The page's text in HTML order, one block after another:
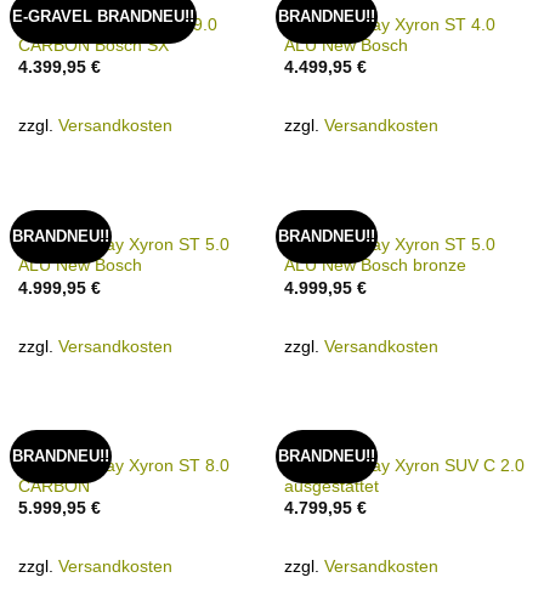
E-GRAVEL BRANDNEU!!
E-BIKE
2025 Conway NYVON 9.0
CARBON Bosch SX
4.399,95 €
zzgl. Versandkosten
BRANDNEU!!
E-BIKE
2025 Conway Xyron ST 4.0
ALU New Bosch
4.499,95 €
zzgl. Versandkosten
BRANDNEU!!
2025 Conway Xyron ST 5.0
ALU New Bosch
4.999,95 €
zzgl. Versandkosten
BRANDNEU!!
2025 Conway Xyron ST 5.0
ALU New Bosch bronze
4.999,95 €
zzgl. Versandkosten
BRANDNEU!!
2025 Conway Xyron ST 8.0
CARBON
5.999,95 €
zzgl. Versandkosten
BRANDNEU!!
2026 Conway Xyron SUV C 2.0
ausgestattet
4.799,95 €
zzgl. Versandkosten